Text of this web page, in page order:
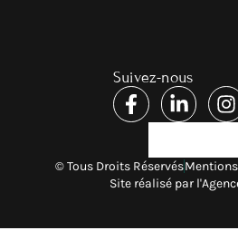
Suivez-nous
© Tous Droits Réservés
Site réalisé par